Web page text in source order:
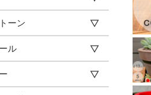
ーン
ル